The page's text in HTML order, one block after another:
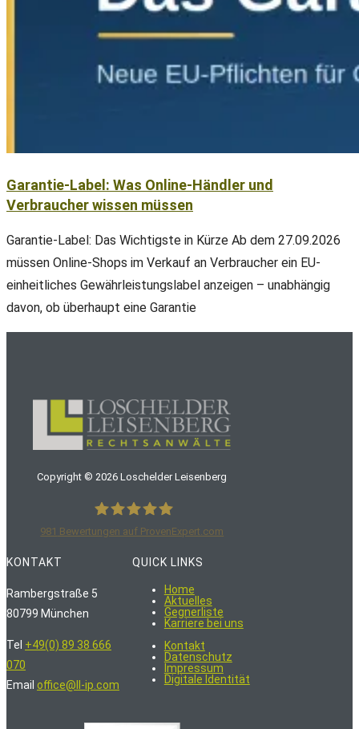
Garantie-Label: Was Online-Händler und
Verbraucher wissen müssen
Garantie-Label: Das Wichtigste in Kürze Ab dem 27.09.2026
müssen Online-Shops im Verkauf an Verbraucher ein EU-
einheitliches Gewährleistungslabel anzeigen – unabhängig
davon, ob überhaupt eine Garantie
Copyright © 2026 Loschelder Leisenberg
LoschelderLeisenberg Rechtsanwälte
981 Bewertungen auf ProvenExpert.com
KONTAKT
Rambergstraße 5
80799 München
Tel +49(0) 89 38 666
070
Email office@ll-ip.com
QUICK LINKS
Home
Aktuelles
Gegnerliste
Karriere bei uns
Kontakt
Datenschutz
Impressum
Digitale Identität